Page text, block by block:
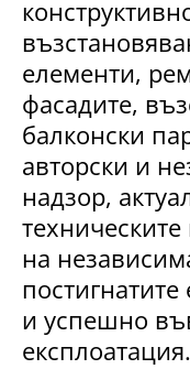
елементи,
фасадите,
балконски
авторски и
надзор,
на
и успешно
експлоатация.